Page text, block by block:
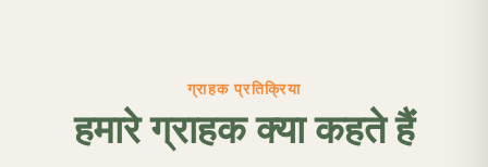
ग्राहक प्रतिक्रिया
हमारे ग्राहक क्या कहते हैं